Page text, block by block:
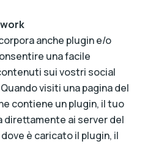
anche plugin e/o
una facile
sui vostri social
visiti una pagina del
contiene un plugin, il tuo
direttamente ai server del
è caricato il plugin, il